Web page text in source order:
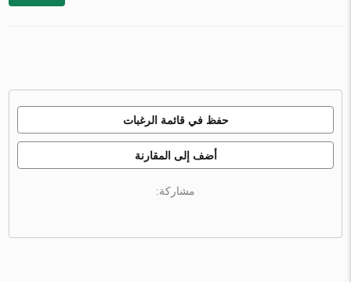
حفظ في قائمة الرغبات
أضف إلى المقارنة
مشاركة: